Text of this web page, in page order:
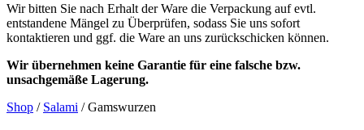
Wir bitten Sie nach Erhalt der Ware die Verpackung auf evtl.
entstandene Mängel zu Überprüfen, sodass Sie uns sofort
kontaktieren und ggf. die Ware an uns zurückschicken können.
Wir übernehmen keine Garantie für eine falsche bzw.
unsachgemäße Lagerung.
Shop / Salami / Gamswurzen